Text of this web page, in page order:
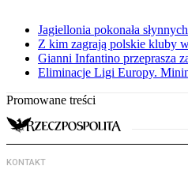
Jagiellonia pokonała
Z kim zagrają polskie kluby
Gianni Infantino przeprasza
Eliminacje Ligi Europy.
Promowane treści
KONTAKT